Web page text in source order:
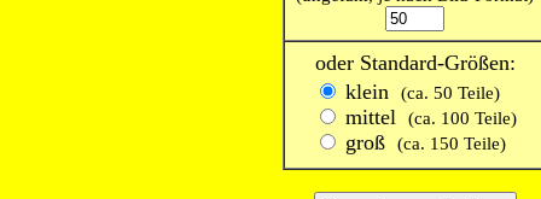
oder Standard-Größen:
klein
(ca. 50 Teile)
mittel (ca. 100 Teile)
groß (ca. 150 Teile)